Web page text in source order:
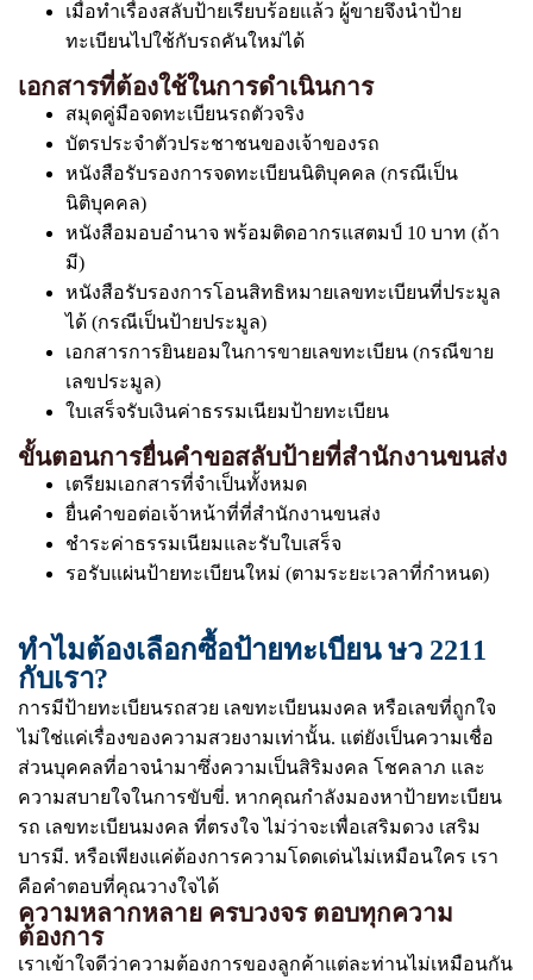
เมื่อทำเรื่องสลับป้ายเรียบร้อยแล้ว ผู้ขายจึงนำป้าย
ทะเบียนไปใช้กับรถคันใหม่ได้
เอกสารที่ต้องใช้ในการดำเนินการ
สมุดคู่มือจดทะเบียนรถตัวจริง
บัตรประจำตัวประชาชนของเจ้าของรถ
หนังสือรับรองการจดทะเบียนนิติบุคคล (กรณีเป็น
นิติบุคคล)
หนังสือมอบอำนาจ พร้อมติดอากรแสตมป์ 10 บาท (ถ้า
มี)
หนังสือรับรองการโอนสิทธิหมายเลขทะเบียนที่ประมูล
ได้ (กรณีเป็นป้ายประมูล)
เอกสารการยินยอมในการขายเลขทะเบียน (กรณีขาย
เลขประมูล)
ใบเสร็จรับเงินค่าธรรมเนียมป้ายทะเบียน
ขั้นตอนการยื่นคำขอสลับป้ายที่สำนักงานขนส่ง
เตรียมเอกสารที่จำเป็นทั้งหมด
ยื่นคำขอต่อเจ้าหน้าที่ที่สำนักงานขนส่ง
ชำระค่าธรรมเนียมและรับใบเสร็จ
รอรับแผ่นป้ายทะเบียนใหม่ (ตามระยะเวลาที่กำหนด)
ทำไมต้องเลือกซื้อป้ายทะเบียน ษว 2211
กับเรา?
การมีป้ายทะเบียนรถสวย เลขทะเบียนมงคล หรือเลขที่ถูกใจ
ไม่ใช่แค่เรื่องของความสวยงามเท่านั้น. แต่ยังเป็นความเชื่อ
ส่วนบุคคลที่อาจนำมาซึ่งความเป็นสิริมงคล โชคลาภ และ
ความสบายใจในการขับขี่. หากคุณกำลังมองหาป้ายทะเบียน
รถ เลขทะเบียนมงคล ที่ตรงใจ ไม่ว่าจะเพื่อเสริมดวง เสริม
บารมี. หรือเพียงแค่ต้องการความโดดเด่นไม่เหมือนใคร เรา
คือคำตอบที่คุณวางใจได้
ความหลากหลาย ครบวงจร ตอบทุกความ
ต้องการ
เราเข้าใจดีว่าความต้องการของลูกค้าแต่ละท่านไม่เหมือนกัน